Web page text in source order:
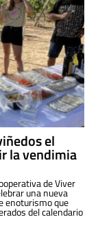
el
la vendimia
de Viver
una nueva
enoturismo que
del calendario